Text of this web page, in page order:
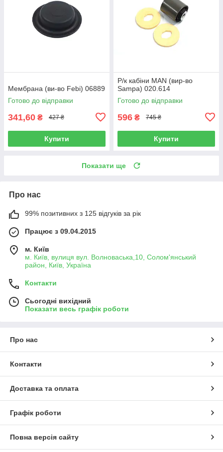
Мембрана (ви-во Febi) 06889
Готово до відправки
341,60 ₴ 427 ₴
Купити
Р/к кабіни MAN (вир-во
Sampa) 020.614
Готово до відправки
596 ₴ 745 ₴
Купити
Показати ще
Про нас
99% позитивних з 125 відгуків за рік
Працює з 09.04.2015
м. Київ
м. Київ, вулиця вул. Волноваська,10, Солом'янський
район, Київ, Україна
Контакти
Сьогодні вихідний
Показати весь графік роботи
Про нас
Контакти
Доставка та оплата
Графік роботи
Повна версія сайту